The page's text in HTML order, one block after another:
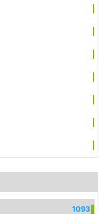
1093